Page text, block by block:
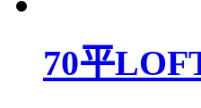
70平